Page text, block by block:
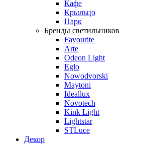
Кафе
Крыльцо
Парк
Бренды светильников
Favourite
Arte
Odeon Light
Eglo
Nowodvorski
Maytoni
Ideallux
Novotech
Kink Light
Lightstar
STLuce
Декор